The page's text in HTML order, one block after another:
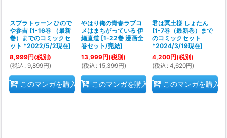
スプラトゥーン ひので
や参吉 [1-16巻 （最新
巻）までのコミックセ
ット *2022/5/2現在]
8,999円(税別)
(税込 : 9,899円)
このマンガを購入
やはり俺の青春ラブコ
メはまちがっている 伊
緒直道 [1-22巻 漫画全
巻セット/完結]
13,999円(税別)
(税込 : 15,399円)
このマンガを購入
君は冥土様 しょたん
[1-7巻（最新巻）まで
のコミックセット
*2024/3/19現在]
4,200円(税別)
(税込 : 4,620円)
このマンガを購入